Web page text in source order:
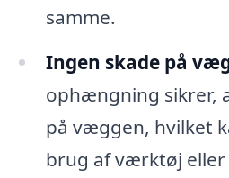
samme.
Ingen skade på
ophængning sikrer,
på væggen, hvilket
brug af værktøj